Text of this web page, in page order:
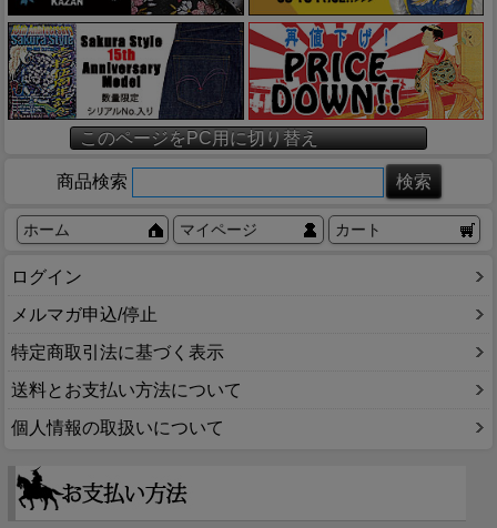
このページをPC用に切り替え
商品検索
ホーム マイページ カート
ログイン
メルマガ申込/停止
特定商取引法に基づく表示
送料とお支払い方法について
個人情報の取扱いについて